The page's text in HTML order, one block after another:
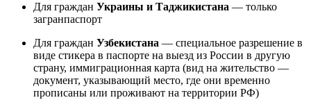
Для граждан Украины и Таджикистана — только
загранпаспорт
Для граждан Узбекистана — специальное разрешение в
виде стикера в паспорте на выезд из России в другую
страну, иммиграционная карта (вид на жительство —
документ, указывающий место, где они временно
прописаны или проживают на территории РФ)